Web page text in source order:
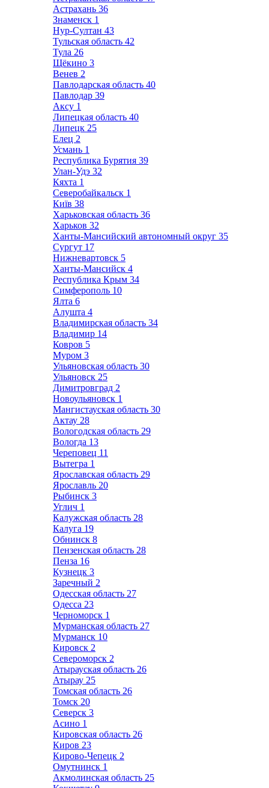
Астрахань 36
Знаменск 1
Нур-Султан 43
Тульская область 42
Тула 26
Щёкино 3
Венев 2
Павлодарская область 40
Павлодар 39
Аксу 1
Липецкая область 40
Липецк 25
Елец 2
Усмань 1
Республика Бурятия 39
Улан-Удэ 32
Кяхта 1
Северобайкальск 1
Київ 38
Харьковская область 36
Харьков 32
Ханты-Мансийский автономный округ 35
Сургут 17
Нижневартовск 5
Ханты-Мансийск 4
Республика Крым 34
Симферополь 10
Ялта 6
Алушта 4
Владимирская область 34
Владимир 14
Ковров 5
Муром 3
Ульяновская область 30
Ульяновск 25
Димитровград 2
Новоульяновск 1
Мангистауская область 30
Актау 28
Вологодская область 29
Вологда 13
Череповец 11
Вытегра 1
Ярославская область 29
Ярославль 20
Рыбинск 3
Углич 1
Калужская область 28
Калуга 19
Обнинск 8
Пензенская область 28
Пенза 16
Кузнецк 3
Заречный 2
Одесская область 27
Одесса 23
Черноморск 1
Мурманская область 27
Мурманск 10
Кировск 2
Североморск 2
Атырауская область 26
Атырау 25
Томская область 26
Томск 20
Северск 3
Асино 1
Кировская область 26
Киров 23
Кирово-Чепецк 2
Омутнинск 1
Акмолинская область 25